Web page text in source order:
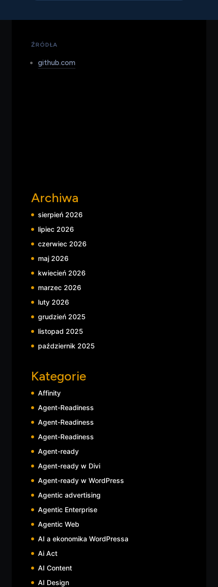
uwagi człowieka przez reklamy displayowe.
ŹRÓDŁA
github.com
Archiwa
sierpień 2026
lipiec 2026
czerwiec 2026
maj 2026
kwiecień 2026
marzec 2026
luty 2026
grudzień 2025
listopad 2025
październik 2025
Kategorie
Affinity
Agent-Readiness
Agent-Readiness
Agent-Readiness
Agent-ready
Agent-ready w Divi
Agent-ready w WordPress
Agentic advertising
Agentic Enterprise
Agentic Web
AI a ekonomika WordPressa
Ai Act
AI Content
AI Design